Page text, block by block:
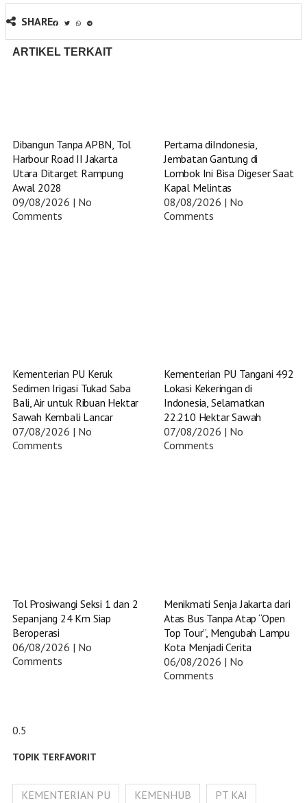
SHARE
ARTIKEL TERKAIT
Dibangun Tanpa APBN, Tol
Harbour Road II Jakarta
Utara Ditarget Rampung
Awal 2028
09/08/2026
No
Comments
Pertama diIndonesia,
Jembatan Gantung di
Lombok Ini Bisa Digeser Saat
Kapal Melintas
08/08/2026
No
Comments
Kementerian PU Keruk
Sedimen Irigasi Tukad Saba
Bali, Air untuk Ribuan Hektar
Sawah Kembali Lancar
07/08/2026
No
Comments
Kementerian PU Tangani 492
Lokasi Kekeringan di
Indonesia, Selamatkan
22.210 Hektar Sawah
07/08/2026
No
Comments
Tol Prosiwangi Seksi 1 dan 2
Sepanjang 24 Km Siap
Beroperasi
06/08/2026
No
Comments
Menikmati Senja Jakarta dari
Atas Bus Tanpa Atap “Open
Top Tour”, Mengubah Lampu
Kota Menjadi Cerita
06/08/2026
No
Comments
TOPIK TERFAVORIT
KEMENTERIAN PU KEMENHUB
PT KAI